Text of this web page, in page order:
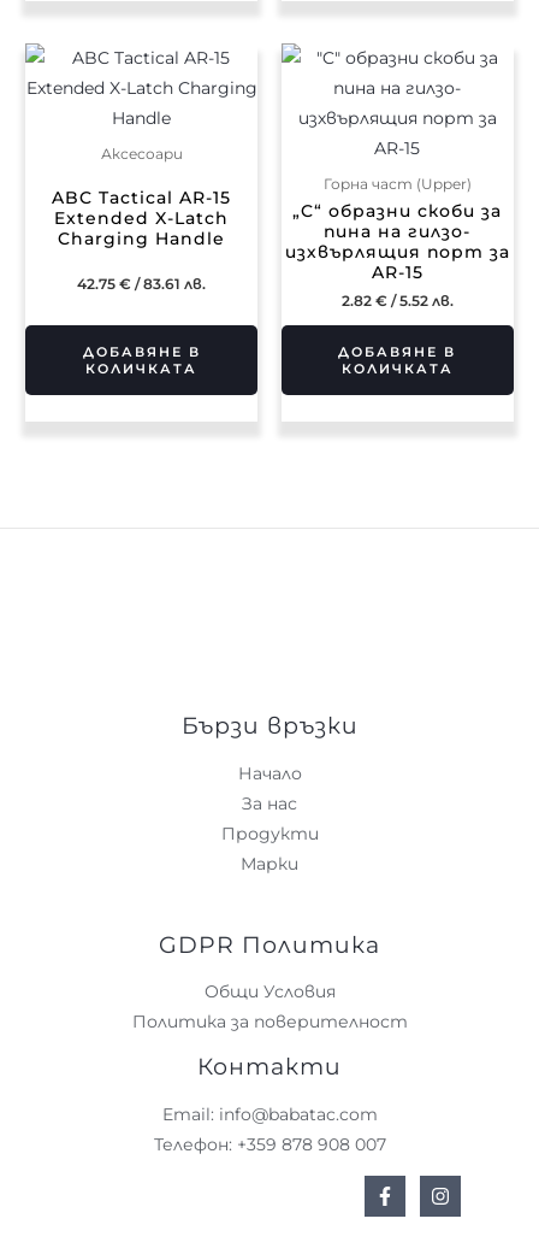
Аксесоари
ABC Tactical AR-15
Extended X-Latch
Charging Handle
42.75€ / 83.61 лв.
ДОБАВЯНЕ В
КОЛИЧКАТА
Горна част (Upper)
„C“ образни скоби за
пина на гилзо-
изхвърлящия порт за
AR-15
2.82 €/ 5.52 лв.
ДОБАВЯНЕ В
КОЛИЧКАТА
Бързи връзки
Начало
За нас
Продукти
Марки
GDPR Политика
Общи Условия
Политика за поверителност
Контакти
Email: info@babatac.com
Телефон: +359 878 908 007